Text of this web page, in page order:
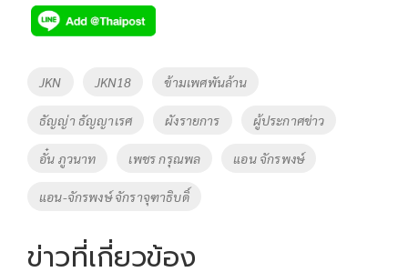
e
b
o
o
k
tt
er
p
y
Tags
JKN JKN18 ข้ามเพศพันล้าน
ธัญญ่า ธัญญาเรศ ผังรายการ ผู้ประกาศข่าว
อั๋น ภูวนาท เพชร กรุณพล แอน จักรพงษ์
แอน-จักรพงษ์ จักราจุฑาธิบดิ์
ข่าวที่เกี่ยวข้อง